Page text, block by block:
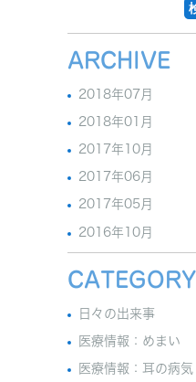
ARCHIVE
2018年07月
2018年01月
2017年10月
2017年06月
2017年05月
2016年10月
CATEGORY
日々の出来事
医療情報：めまい
医療情報：耳の病気